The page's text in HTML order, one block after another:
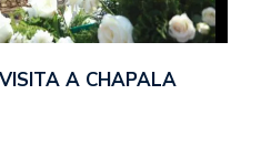
A CHAPALA